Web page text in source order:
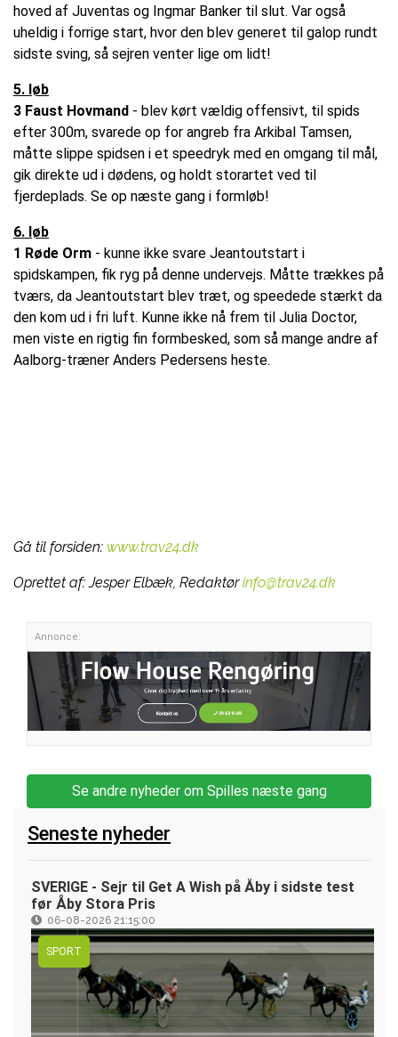
hoved af Juventas og Ingmar Banker til slut. Var også
uheldig i forrige start, hvor den blev generet til galop rundt
sidste sving, så sejren venter lige om lidt!
5. løb
3 Faust Hovmand - blev kørt vældig offensivt, til spids
efter 300m, svarede op for angreb fra Arkibal Tamsen,
måtte slippe spidsen i et speedryk med en omgang til mål,
gik direkte ud i dødens, og holdt storartet ved til
fjerdeplads. Se op næste gang i formløb!
6. løb
1 Røde Orm - kunne ikke svare Jeantoutstart i
spidskampen, fik ryg på denne undervejs. Måtte trækkes på
tværs, da Jeantoutstart blev træt, og speedede stærkt da
den kom ud i fri luft. Kunne ikke nå frem til Julia Doctor,
men viste en rigtig fin formbesked, som så mange andre af
Aalborg-træner Anders Pedersens heste.
Gå til forsiden: www.trav24.dk
Oprettet af:Jesper Elbæk, Redaktør info@trav24.dk
Annonce:
Se andre nyheder om Spilles næste gang
Seneste nyheder
SVERIGE - Sejr til Get A Wish på Åby i sidste test
før Åby Stora Pris
06-08-2026 21:15:00
SPORT